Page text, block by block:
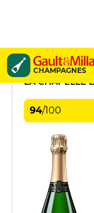
CHAMPAGNES
Delphine
LA CHAPELLE
94/100